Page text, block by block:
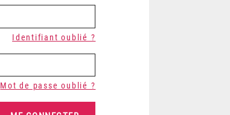
Identifiant oublié ?
Mot de passe oublié ?